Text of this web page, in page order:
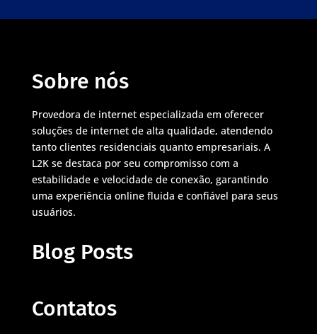
Sobre nós
Provedora de internet especializada em oferecer
soluções de internet de alta qualidade, atendendo
tanto clientes residenciais quanto empresariais. A
L2K se destaca por seu compromisso com a
estabilidade e velocidade de conexão, garantindo
uma experiência online fluida e confiável para seus
usuários.
Blog Posts
Contatos